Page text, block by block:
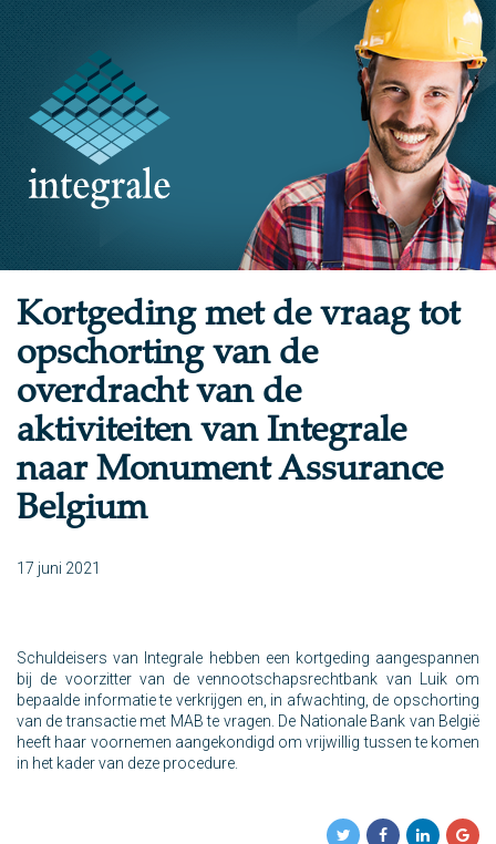
Kortgeding met de vraag tot
opschorting van de
overdracht van de
aktiviteiten van Integrale
naar Monument Assurance
Belgium
17 juni 2021
Schuldeisers van Integrale hebben een kortgeding aangespannen
bij de voorzitter van de vennootschapsrechtbank van Luik om
bepaalde informatie te verkrijgen en, in afwachting, de opschorting
van de transactie met MAB te vragen. De Nationale Bank van België
heeft haar voornemen aangekondigd om vrijwillig tussen te komen
in het kader van deze procedure.